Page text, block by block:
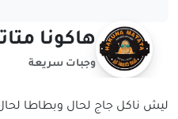
هاكونا
وجبات سريعة
ليش ناكل جاج لحال وبطاطا